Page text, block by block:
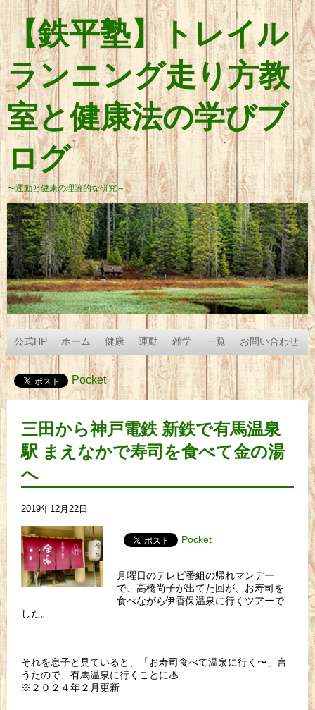
【鉄平塾】トレイル
ランニング走り方教
室と健康法の学びブ
ログ
〜運動と健康の理論的な研究～
公式HP ホーム 健康 運動 雑学 一覧 お問い合わせ
Pocket
三田から神戸電鉄 新鉄で有馬温泉
駅 まえなかで寿司を食べて金の湯
へ
2019年12月22日
Pocket
月曜日のテレビ番組の帰れマンデー
で、高橋尚子が出てた回が、お寿司を
食べながら伊香保温泉に行くツアーで
した。
それを息子と見ていると、「お寿司食べて温泉に行く〜」言
うたので、有馬温泉に行くことに♨
※２０２４年２月更新